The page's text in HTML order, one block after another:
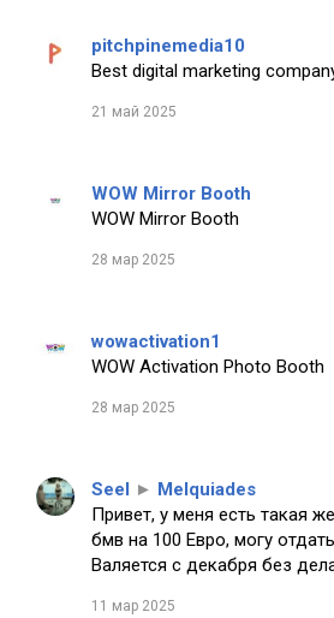
pitchpinemedia10
Best digital marketing
21 май 2025
WOW Mirror Booth
WOW Mirror Booth
28 мар 2025
wowactivation1
WOW Activation Photo Booth
28 мар 2025
Seel ► Melquiades
Привет, у меня есть такая
бмв на 100 Евро, могу
Валяется с декабря без
11 мар 2025